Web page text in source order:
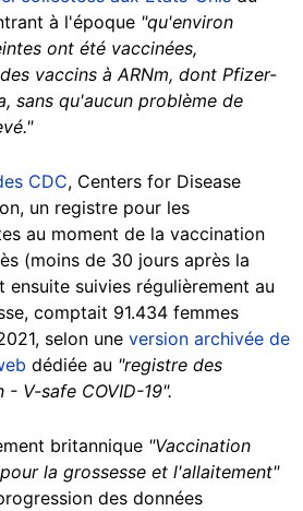
à l'époque "qu'environ
ont été vaccinées,
vaccins à ARNm, dont Pfizer-
sans qu'aucun problème de
CDC, Centers for Disease
un registre pour les
au moment de la vaccination
(moins de 30 jours après la
suivies régulièrement au
comptait 91.434 femmes
selon une version archivée de
dédiée au "registre des
V-safe COVID-19".
britannique "Vaccination
la grossesse et l'allaitement"
des données